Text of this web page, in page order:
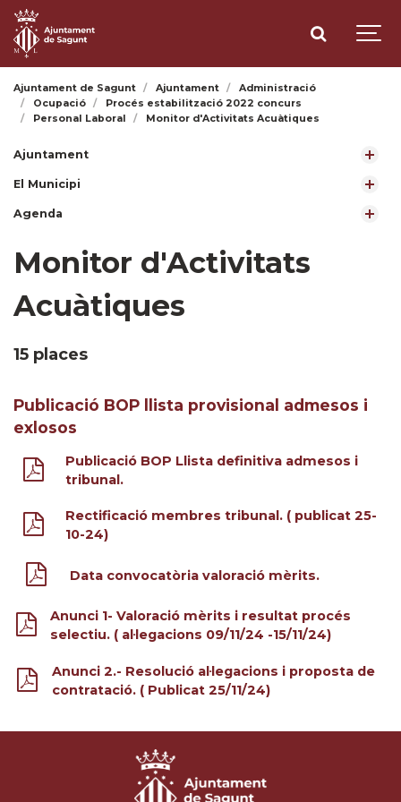
Ajuntament de Sagunt Ajuntament
Administració
Ocupació
Procés estabilització 2022 concurs
Personal Laboral
Monitor d'Activitats Acuàtiques
Ajuntament
El Municipi
Agenda
Monitor d'Activitats
Acuàtiques
15 places
Publicació BOP llista provisional admesos i
exlosos
Publicació BOP Llista definitiva admesos i
tribunal.
Rectificació membres tribunal. ( publicat 25-
10-24)
Data convocatòria valoració mèrits.
Anunci 1- Valoració mèrits i resultat procés
selectiu. ( al·legacions 09/11/24 -15/11/24)
Anunci 2.- Resolució al·legacions i proposta de
contratació. ( Publicat 25/11/24)